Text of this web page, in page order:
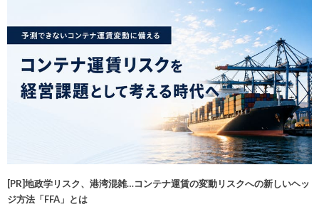
[PR]地政学リスク、港湾混雑…コンテナ運賃の変動リスクへの新しいヘッ
ジ方法「FFA」とは